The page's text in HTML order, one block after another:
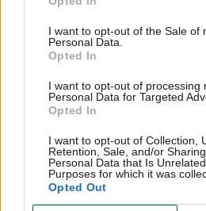
I want to opt-out of the Sale of
Personal Data.
Opted In
I want to opt-out of processing
Personal Data for Targeted
Opted In
I want to opt-out of Collection,
Retention, Sale, and/or
Personal Data that Is
Purposes for which it was
Opted Out
Carmen Moreno: “El
todo lo que necesitas